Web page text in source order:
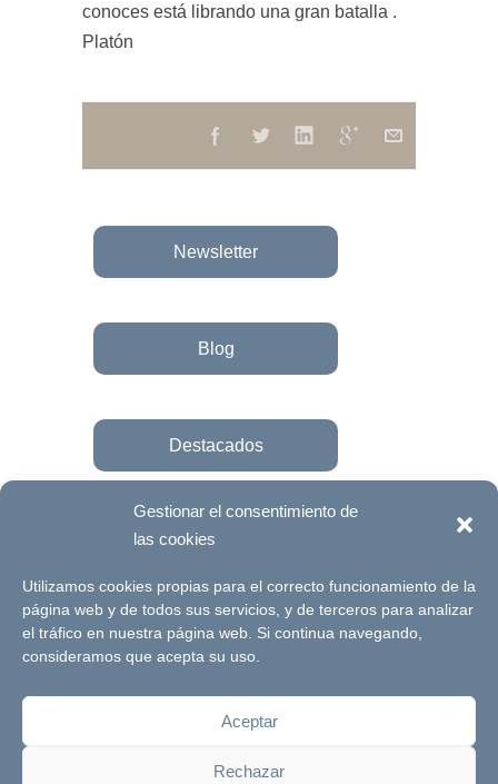
Gestionar el consentimiento de
las cookies
Utilizamos cookies propias para el correcto funcionamiento de la
página web y de todos sus servicios, y de terceros para analizar
el tráfico en nuestra página web. Si continua navegando,
consideramos que acepta su uso.
Aceptar
Rechazar
conoces está librando una gran batalla .
Platón
Newsletter
Blog
Destacados
Únete a la fundación
© Futuro Singular Córdoba 2017. Web
desarrollada por
Aviso Legal